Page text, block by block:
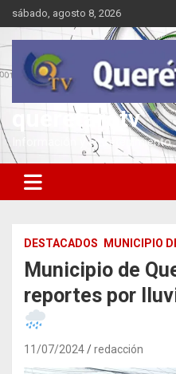
Saltar
al
contenido
sábado, agosto 8, 2026
queretarotv
Información y entretenimiento
DESTACADOS MUNICIPIO
Municipio de
reportes por
11/07/2024 redacción